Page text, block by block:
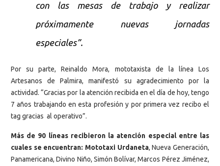
con las mesas de trabajo y realizar
próximamente nuevas jornadas
especiales”.
Por su parte, Reinaldo Mora, mototaxista de la línea Los
Artesanos de Palmira, manifestó su agradecimiento por la
actividad. “Gracias por la atención recibida en el día de hoy, tengo
7 años trabajando en esta profesión y por primera vez recibo el
tag gracias al operativo”.
Más de 90 líneas recibieron la atención especial entre las
cuales se encuentran: Mototaxi Urdaneta, Nueva Generación,
Panamericana, Divino Niño, Simón Bolívar, Marcos Pérez Jiménez,